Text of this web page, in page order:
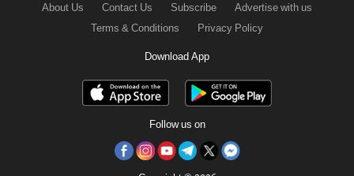
About Us Contact Us Subscribe
Advertise with us
Terms & Conditions
Privacy Policy
Download App
Follow us on